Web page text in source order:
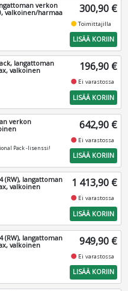
verkon
valkoinen/harmaa
300,90 €
fiber_manual_recordToimittajilla
LISÄÄ KORIIN
langattoman
valkoinen
196,90 €
fiber_manual_record Ei varastossa
LISÄÄ KORIIN
verkon
Pack -lisenssi!
642,90 €
fiber_manual_record Ei varastossa
LISÄÄ KORIIN
(RW), langattoman
valkoinen
1 413,90 €
fiber_manual_record Ei varastossa
LISÄÄ KORIIN
(RW), langattoman
valkoinen
949,90 €
fiber_manual_record Ei varastossa
LISÄÄ KORIIN